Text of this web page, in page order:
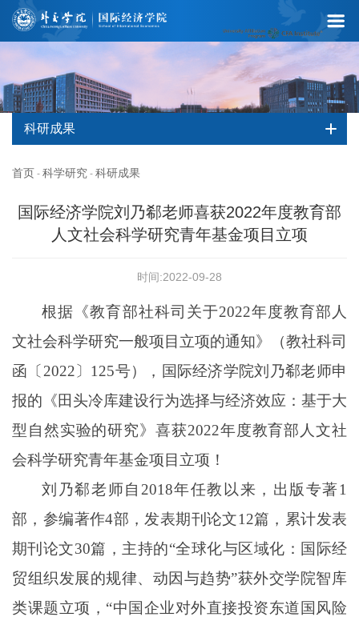
科研成果
首页 - 科学研究 - 科研成果
国际经济学院刘乃郗老师喜获2022年度教育部
人文社会科学研究青年基金项目立项
时间:2022-09-28
根据《教育部社科司关于2022年度教育部人
文社会科学研究一般项目立项的通知》（教社科司
函〔 2022 〕 125号），国际经济学院刘乃郗老师申
报的《田头冷库建设行为选择与经济效应：基于大
型自然实验的研究》喜获2022年度教育部人文社
会科学研究青年基金项目立项！
刘乃郗老师自 2018年任教以来，出版专著1
部，参编著作4部，发表期刊论文12篇，累计发表
期刊论文30篇，主持的“全球化与区域化：国际经
贸组织发展的规律、动因与趋势”获外交学院智库
类课题立项，“中国企业对外直接投资东道国风险